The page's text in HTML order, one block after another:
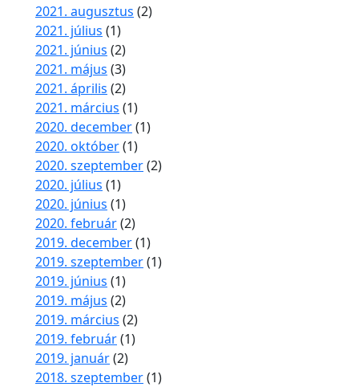
2021. augusztus (2)
2021. július (1)
2021. június (2)
2021. május (3)
2021. április (2)
2021. március (1)
2020. december(1)
2020. október(1)
2020. szeptember(2)
2020. július (1)
2020. június (1)
2020. február(2)
2019. december(1)
2019. szeptember(1)
2019. június (1)
2019. május (2)
2019. március (2)
2019. február(1)
2019. január(2)
2018. szeptember(1)